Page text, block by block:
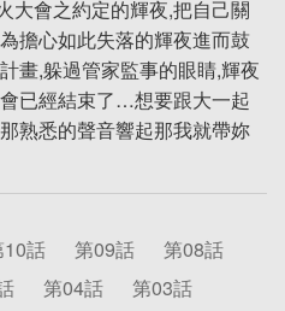
大會之約定的輝夜,把自己關
擔心如此失落的輝夜進而鼓
畫,躲過管家監事的眼睛,輝夜
已經結束了…想要跟大一起
熟悉的聲音響起那我就帶妳
10話 第09話
第08話
第04話
第03話